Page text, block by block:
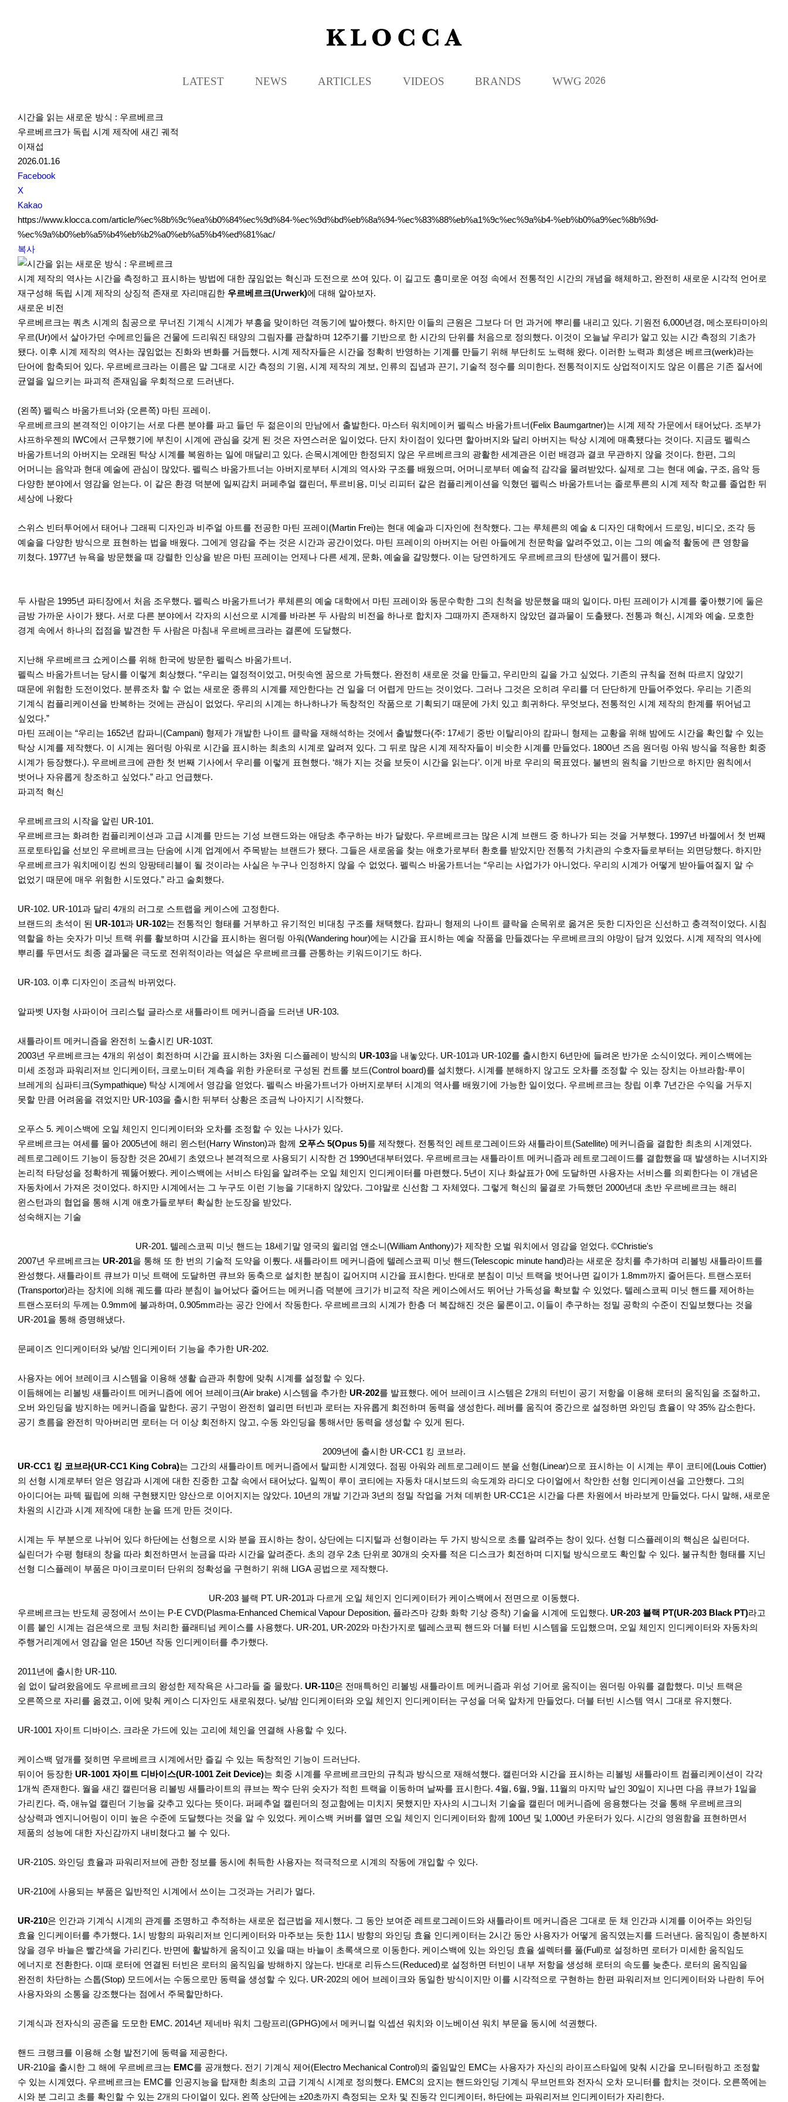
K
L
C
LATEST NEWS ARTICLES VIDEOS BRANDS WWG 2026
시간을 읽는 새로운 방식 : 우르베르크
우르베르크가 독립 시계 제작에 새긴 궤적
이재섭
2026.01.16
S
N
S
S
h
a
r
e
Facebook
X
Kakao
https://www.klocca.com/article/%ec%8b%9c%ea%b0%84%ec%9d%84-%ec%9d%bd%eb%8a%94-%ec%83%88%eb%a1%9c%ec%9a%b4-%eb%b0%a9%ec%8b%9d-
%ec%9a%b0%eb%a5%b4%eb%b2%a0%eb%a5%b4%ed%81%ac/
복사
시계 제작의 역사는 시간을 측정하고 표시하는 방법에 대한 끊임없는 혁신과 도전으로 쓰여 있다. 이 길고도 흥미로운 여정 속에서 전통적인 시간의 개념을 해체하고, 완전히 새로운 시각적 언어로
재구성해 독립 시계 제작의 상징적 존재로 자리매김한 우르베르크(Urwerk)에 대해 알아보자.
새로운 비전
우르베르크는 쿼츠 시계의 침공으로 무너진 기계식 시계가 부흥을 맞이하던 격동기에 발아했다. 하지만 이들의 근원은 그보다 더 먼 과거에 뿌리를 내리고 있다. 기원전 6,000년경, 메소포타미아의
우르(Ur)에서 살아가던 수메르인들은 건물에 드리워진 태양의 그림자를 관찰하며 12주기를 기반으로 한 시간의 단위를 처음으로 정의했다. 이것이 오늘날 우리가 알고 있는 시간 측정의 기초가
됐다. 이후 시계 제작의 역사는 끊임없는 진화와 변화를 거듭했다. 시계 제작자들은 시간을 정확히 반영하는 기계를 만들기 위해 부단히도 노력해 왔다. 이러한 노력과 희생은 베르크(werk)라는
단어에 함축되어 있다. 우르베르크라는 이름은 말 그대로 시간 측정의 기원, 시계 제작의 계보, 인류의 집념과 끈기, 기술적 정수를 의미한다. 전통적이지도 상업적이지도 않은 이름은 기존 질서에
균열을 일으키는 파괴적 존재임을 우회적으로 드러낸다.
(왼쪽) 펠릭스 바움가트너와 (오른쪽) 마틴 프레이.
우르베르크의 본격적인 이야기는 서로 다른 분야를 파고 들던 두 젊은이의 만남에서 출발한다. 마스터 워치메이커 펠릭스 바움가트너(Felix Baumgartner)는 시계 제작 가문에서 태어났다. 조부가
샤프하우젠의 IWC에서 근무했기에 부친이 시계에 관심을 갖게 된 것은 자연스러운 일이었다. 단지 차이점이 있다면 할아버지와 달리 아버지는 탁상 시계에 매혹됐다는 것이다. 지금도 펠릭스
바움가트너의 아버지는 오래된 탁상 시계를 복원하는 일에 매달리고 있다. 손목시계에만 한정되지 않은 우르베르크의 광활한 세계관은 이런 배경과 결코 무관하지 않을 것이다. 한편, 그의
어머니는 음악과 현대 예술에 관심이 많았다. 펠릭스 바움가트너는 아버지로부터 시계의 역사와 구조를 배웠으며, 어머니로부터 예술적 감각을 물려받았다. 실제로 그는 현대 예술, 구조, 음악 등
다양한 분야에서 영감을 얻는다. 이 같은 환경 덕분에 일찌감치 퍼페추얼 캘린더, 투르비용, 미닛 리피터 같은 컴플리케이션을 익혔던 펠릭스 바움가트너는 졸로투른의 시계 제작 학교를 졸업한 뒤
세상에 나왔다
스위스 빈터투어에서 태어나 그래픽 디자인과 비주얼 아트를 전공한 마틴 프레이(Martin Frei)는 현대 예술과 디자인에 천착했다. 그는 루체른의 예술 & 디자인 대학에서 드로잉, 비디오, 조각 등
예술을 다양한 방식으로 표현하는 법을 배웠다. 그에게 영감을 주는 것은 시간과 공간이었다. 마틴 프레이의 아버지는 어린 아들에게 천문학을 알려주었고, 이는 그의 예술적 활동에 큰 영향을
끼쳤다. 1977년 뉴욕을 방문했을 때 강렬한 인상을 받은 마틴 프레이는 언제나 다른 세계, 문화, 예술을 갈망했다. 이는 당연하게도 우르베르크의 탄생에 밑거름이 됐다.
두 사람은 1995년 파티장에서 처음 조우했다. 펠릭스 바움가트너가 루체른의 예술 대학에서 마틴 프레이와 동문수학한 그의 친척을 방문했을 때의 일이다. 마틴 프레이가 시계를 좋아했기에 둘은
금방 가까운 사이가 됐다. 서로 다른 분야에서 각자의 시선으로 시계를 바라본 두 사람의 비전을 하나로 합치자 그때까지 존재하지 않았던 결과물이 도출됐다. 전통과 혁신, 시계와 예술. 모호한
경계 속에서 하나의 접점을 발견한 두 사람은 마침내 우르베르크라는 결론에 도달했다.
지난해 우르베르크 쇼케이스를 위해 한국에 방문한 펠릭스 바움가트너.
펠릭스 바움가트너는 당시를 이렇게 회상했다. “우리는 열정적이었고, 머릿속엔 꿈으로 가득했다. 완전히 새로운 것을 만들고, 우리만의 길을 가고 싶었다. 기존의 규칙을 전혀 따르지 않았기
때문에 위험한 도전이었다. 분류조차 할 수 없는 새로운 종류의 시계를 제안한다는 건 일을 더 어렵게 만드는 것이었다. 그러나 그것은 오히려 우리를 더 단단하게 만들어주었다. 우리는 기존의
기계식 컴플리케이션을 반복하는 것에는 관심이 없었다. 우리의 시계는 하나하나가 독창적인 작품으로 기획되기 때문에 가치 있고 희귀하다. 무엇보다, 전통적인 시계 제작의 한계를 뛰어넘고
싶었다.”
마틴 프레이는 “우리는 1652년 캄파니(Campani) 형제가 개발한 나이트 클락을 재해석하는 것에서 출발했다(주: 17세기 중반 이탈리아의 캄파니 형제는 교황을 위해 밤에도 시간을 확인할 수 있는
탁상 시계를 제작했다. 이 시계는 원더링 아워로 시간을 표시하는 최초의 시계로 알려져 있다. 그 뒤로 많은 시계 제작자들이 비슷한 시계를 만들었다. 1800년 즈음 원더링 아워 방식을 적용한 회중
시계가 등장했다.). 우르베르크에 관한 첫 번째 기사에서 우리를 이렇게 표현했다. ‘해가 지는 것을 보듯이 시간을 읽는다’. 이게 바로 우리의 목표였다. 불변의 원칙을 기반으로 하지만 원칙에서
벗어나 자유롭게 창조하고 싶었다.” 라고 언급했다.
파괴적 혁신
우르베르크의 시작을 알린 UR-101.
우르베르크는 화려한 컴플리케이션과 고급 시계를 만드는 기성 브랜드와는 애당초 추구하는 바가 달랐다. 우르베르크는 많은 시계 브랜드 중 하나가 되는 것을 거부했다. 1997년 바젤에서 첫 번째
프로토타입을 선보인 우르베르크는 단숨에 시계 업계에서 주목받는 브랜드가 됐다. 그들은 새로움을 찾는 애호가로부터 환호를 받았지만 전통적 가치관의 수호자들로부터는 외면당했다. 하지만
우르베르크가 워치메이킹 씬의 앙팡테리블이 될 것이라는 사실은 누구나 인정하지 않을 수 없었다. 펠릭스 바움가트너는 “우리는 사업가가 아니었다. 우리의 시계가 어떻게 받아들여질지 알 수
없었기 때문에 매우 위험한 시도였다.” 라고 술회했다.
UR-102. UR-101과 달리 4개의 러그로 스트랩을 케이스에 고정한다.
브랜드의 초석이 된 UR-101과 UR-102는 전통적인 형태를 거부하고 유기적인 비대칭 구조를 채택했다. 캄파니 형제의 나이트 클락을 손목위로 옮겨온 듯한 디자인은 신선하고 충격적이었다. 시침
역할을 하는 숫자가 미닛 트랙 위를 활보하며 시간을 표시하는 원더링 아워(Wandering hour)에는 시간을 표시하는 예술 작품을 만들겠다는 우르베르크의 야망이 담겨 있었다. 시계 제작의 역사에
뿌리를 두면서도 최종 결과물은 극도로 전위적이라는 역설은 우르베르크를 관통하는 키워드이기도 하다.
UR-103. 이후 디자인이 조금씩 바뀌었다.
알파벳 U자형 사파이어 크리스털 글라스로 새틀라이트 메커니즘을 드러낸 UR-103.
새틀라이트 메커니즘을 완전히 노출시킨 UR-103T.
2003년 우르베르크는 4개의 위성이 회전하며 시간을 표시하는 3차원 디스플레이 방식의 UR-103을 내놓았다. UR-101과 UR-102를 출시한지 6년만에 들려온 반가운 소식이었다. 케이스백에는
미세 조정과 파워리저브 인디케이터, 크로노미터 계측을 위한 카운터로 구성된 컨트롤 보드(Control board)를 설치했다. 시계를 분해하지 않고도 오차를 조정할 수 있는 장치는 아브라함-루이
브레게의 심파티크(Sympathique) 탁상 시계에서 영감을 얻었다. 펠릭스 바움가트너가 아버지로부터 시계의 역사를 배웠기에 가능한 일이었다. 우르베르크는 창립 이후 7년간은 수익을 거두지
못할 만큼 어려움을 겪었지만 UR-103을 출시한 뒤부터 상황은 조금씩 나아지기 시작했다.
오푸스 5. 케이스백에 오일 체인지 인디케이터와 오차를 조정할 수 있는 나사가 있다.
우르베르크는 여세를 몰아 2005년에 해리 윈스턴(Harry Winston)과 함께 오푸스 5(Opus 5)를 제작했다. 전통적인 레트로그레이드와 새틀라이트(Satellite) 메커니즘을 결합한 최초의 시계였다.
레트로그레이드 기능이 등장한 것은 20세기 초였으나 본격적으로 사용되기 시작한 건 1990년대부터였다. 우르베르크는 새틀라이트 메커니즘과 레트로그레이드를 결합했을 때 발생하는 시너지와
논리적 타당성을 정확하게 꿰뚫어봤다. 케이스백에는 서비스 타임을 알려주는 오일 체인지 인디케이터를 마련했다. 5년이 지나 화살표가 0에 도달하면 사용자는 서비스를 의뢰한다는 이 개념은
자동차에서 가져온 것이었다. 하지만 시계에서는 그 누구도 이런 기능을 기대하지 않았다. 그야말로 신선함 그 자체였다. 그렇게 혁신의 물결로 가득했던 2000년대 초반 우르베르크는 해리
윈스턴과의 협업을 통해 시계 애호가들로부터 확실한 눈도장을 받았다.
성숙해지는 기술
UR-201. 텔레스코픽 미닛 핸드는 18세기말 영국의 윌리엄 앤소니(William Anthony)가 제작한 오벌 워치에서 영감을 얻었다. ©Christie's
이
전
다
음
2007년 우르베르크는 UR-201을 통해 또 한 번의 기술적 도약을 이뤘다. 새틀라이트 메커니즘에 텔레스코픽 미닛 핸드(Telescopic minute hand)라는 새로운 장치를 추가하며 리볼빙 새틀라이트를
완성했다. 새틀라이트 큐브가 미닛 트랙에 도달하면 큐브와 동축으로 설치한 분침이 길어지며 시간을 표시한다. 반대로 분침이 미닛 트랙을 벗어나면 길이가 1.8mm까지 줄어든다. 트랜스포터
(Transportor)라는 장치에 의해 궤도를 따라 분침이 늘어났다 줄어드는 메커니즘 덕분에 크기가 비교적 작은 케이스에서도 뛰어난 가독성을 확보할 수 있었다. 텔레스코픽 미닛 핸드를 제어하는
트랜스포터의 두께는 0.9mm에 불과하며, 0.905mm라는 공간 안에서 작동한다. 우르베르크의 시계가 한층 더 복잡해진 것은 물론이고, 이들이 추구하는 정밀 공학의 수준이 진일보했다는 것을
UR-201을 통해 증명해냈다.
문페이즈 인디케이터와 낮/밤 인디케이터 기능을 추가한 UR-202.
사용자는 에어 브레이크 시스템을 이용해 생활 습관과 취향에 맞춰 시계를 설정할 수 있다.
이듬해에는 리볼빙 새틀라이트 메커니즘에 에어 브레이크(Air brake) 시스템을 추가한 UR-202를 발표했다. 에어 브레이크 시스템은 2개의 터빈이 공기 저항을 이용해 로터의 움직임을 조절하고,
오버 와인딩을 방지하는 메커니즘을 말한다. 공기 구멍이 완전히 열리면 터빈과 로터는 자유롭게 회전하며 동력을 생성한다. 레버를 움직여 중간으로 설정하면 와인딩 효율이 약 35% 감소한다.
공기 흐름을 완전히 막아버리면 로터는 더 이상 회전하지 않고, 수동 와인딩을 통해서만 동력을 생성할 수 있게 된다.
2009년에 출시한 UR-CC1 킹 코브라.
이
전
다
음
UR-CC1 킹 코브라(UR-CC1 King Cobra)는 그간의 새틀라이트 메커니즘에서 탈피한 시계였다. 점핑 아워와 레트로그레이드 분을 선형(Linear)으로 표시하는 이 시계는 루이 코티에(Louis Cottier)
의 선형 시계로부터 얻은 영감과 시계에 대한 진중한 고찰 속에서 태어났다. 일찍이 루이 코티에는 자동차 대시보드의 속도계와 라디오 다이얼에서 착안한 선형 인디케이션을 고안했다. 그의
아이디어는 파텍 필립에 의해 구현됐지만 양산으로 이어지지는 않았다. 10년의 개발 기간과 3년의 정밀 작업을 거쳐 데뷔한 UR-CC1은 시간을 다른 차원에서 바라보게 만들었다. 다시 말해, 새로운
차원의 시간과 시계 제작에 대한 눈을 뜨게 만든 것이다.
시계는 두 부분으로 나뉘어 있다 하단에는 선형으로 시와 분을 표시하는 창이, 상단에는 디지털과 선형이라는 두 가지 방식으로 초를 알려주는 창이 있다. 선형 디스플레이의 핵심은 실린더다.
실린더가 수평 형태의 창을 따라 회전하면서 눈금을 따라 시간을 알려준다. 초의 경우 2초 단위로 30개의 숫자를 적은 디스크가 회전하며 디지털 방식으로도 확인할 수 있다. 불규칙한 형태를 지닌
선형 디스플레이 부품은 마이크로미터 단위의 정확성을 구현하기 위해 LIGA 공법으로 제작했다.
UR-203 블랙 PT. UR-201과 다르게 오일 체인지 인디케이터가 케이스백에서 전면으로 이동했다.
이
전
다
음
우르베르크는 반도체 공정에서 쓰이는 P-E CVD(Plasma-Enhanced Chemical Vapour Deposition, 플라즈마 강화 화학 기상 증착) 기술을 시계에 도입했다. UR-203 블랙 PT(UR-203 Black PT)라고
이름 붙인 시계는 검은색으로 코팅 처리한 플래티넘 케이스를 사용했다. UR-201, UR-202와 마찬가지로 텔레스코픽 핸드와 더블 터빈 시스템을 도입했으며, 오일 체인지 인디케이터와 자동차의
주행거리계에서 영감을 얻은 150년 작동 인디케이터를 추가했다.
2011년에 출시한 UR-110.
쉼 없이 달려왔음에도 우르베르크의 왕성한 제작욕은 사그라들 줄 몰랐다. UR-110은 전매특허인 리볼빙 새틀라이트 메커니즘과 위성 기어로 움직이는 원더링 아워를 결합했다. 미닛 트랙은
오른쪽으로 자리를 옮겼고, 이에 맞춰 케이스 디자인도 새로워졌다. 낮/밤 인디케이터와 오일 체인지 인디케이터는 구성을 더욱 알차게 만들었다. 더블 터빈 시스템 역시 그대로 유지했다.
UR-1001 자이트 디바이스. 크라운 가드에 있는 고리에 체인을 연결해 사용할 수 있다.
케이스백 덮개를 젖히면 우르베르크 시계에서만 즐길 수 있는 독창적인 기능이 드러난다.
뒤이어 등장한 UR-1001 자이트 디바이스(UR-1001 Zeit Device)는 회중 시계를 우르베르크만의 규칙과 방식으로 재해석했다. 캘린더와 시간을 표시하는 리볼빙 새틀라이트 컴플리케이션이 각각
1개씩 존재한다. 월을 새긴 캘린더용 리볼빙 새틀라이트의 큐브는 짝수 단위 숫자가 적힌 트랙을 이동하며 날짜를 표시한다. 4월, 6월, 9월, 11월의 마지막 날인 30일이 지나면 다음 큐브가 1일을
가리킨다. 즉, 애뉴얼 캘린더 기능을 갖추고 있다는 뜻이다. 퍼페추얼 캘린더의 정교함에는 미치지 못했지만 자사의 시그니처 기술을 캘린더 메커니즘에 응용했다는 것을 통해 우르베르크의
상상력과 엔지니어링이 이미 높은 수준에 도달했다는 것을 알 수 있었다. 케이스백 커버를 열면 오일 체인지 인디케이터와 함께 100년 및 1,000년 카운터가 있다. 시간의 영원함을 표현하면서
제품의 성능에 대한 자신감까지 내비쳤다고 볼 수 있다.
UR-210S. 와인딩 효율과 파워리저브에 관한 정보를 동시에 취득한 사용자는 적극적으로 시계의 작동에 개입할 수 있다.
UR-210에 사용되는 부품은 일반적인 시계에서 쓰이는 그것과는 거리가 멀다.
UR-210은 인간과 기계식 시계의 관계를 조명하고 추적하는 새로운 접근법을 제시했다. 그 동안 보여준 레트로그레이드와 새틀라이트 메커니즘은 그대로 둔 채 인간과 시계를 이어주는 와인딩
효율 인디케이터를 추가했다. 1시 방향의 파워리저브 인디케이터와 마주보는 듯한 11시 방향의 와인딩 효율 인디케이터는 2시간 동안 사용자가 어떻게 움직였는지를 드러낸다. 움직임이 충분하지
않을 경우 바늘은 빨간색을 가리킨다. 반면에 활발하게 움직이고 있을 때는 바늘이 초록색으로 이동한다. 케이스백에 있는 와인딩 효율 셀렉터를 풀(Full)로 설정하면 로터가 미세한 움직임도
에너지로 전환한다. 이때 로터에 연결된 터빈은 로터의 움직임을 방해하지 않는다. 반대로 리듀스드(Reduced)로 설정하면 터빈이 내부 저항을 생성해 로터의 속도를 늦춘다. 로터의 움직임을
완전히 차단하는 스톱(Stop) 모드에서는 수동으로만 동력을 생성할 수 있다. UR-202의 에어 브레이크와 동일한 방식이지만 이를 시각적으로 구현하는 한편 파워리저브 인디케이터와 나란히 두어
사용자와의 소통을 강조했다는 점에서 주목할만하다.
기계식과 전자식의 공존을 도모한 EMC. 2014년 제네바 워치 그랑프리(GPHG)에서 메커니컬 익셉션 워치와 이노베이션 워치 부문을 동시에 석권했다.
핸드 크랭크를 이용해 소형 발전기에 동력을 제공한다.
UR-210을 출시한 그 해에 우르베르크는 EMC를 공개했다. 전기 기계식 제어(Electro Mechanical Control)의 줄임말인 EMC는 사용자가 자신의 라이프스타일에 맞춰 시간을 모니터링하고 조정할
수 있는 시계였다. 우르베르크는 EMC를 인공지능을 탑재한 최초의 고급 기계식 시계로 정의했다. EMC의 요지는 핸드와인딩 기계식 무브먼트와 전자식 오차 모니터를 합치는 것이다. 오른쪽에는
시와 분 그리고 초를 확인할 수 있는 2개의 다이얼이 있다. 왼쪽 상단에는 ±20초까지 측정되는 오차 및 진동각 인디케이터, 하단에는 파워리저브 인디케이터가 자리한다.